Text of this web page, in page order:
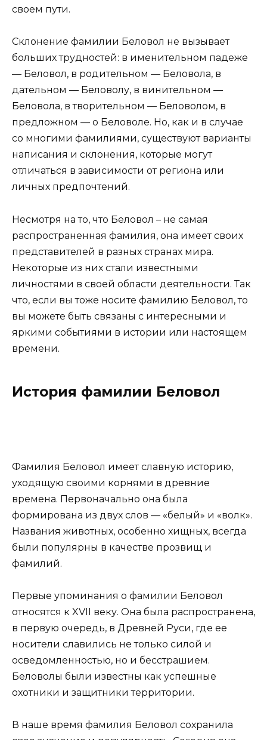
своем пути.
Склонение фамилии Беловол не вызывает
больших трудностей: в именительном падеже
— Беловол, в родительном — Беловола, в
дательном — Беловолу, в винительном —
Беловола, в творительном — Беловолом, в
предложном — о Беловоле. Но, как и в случае
со многими фамилиями, существуют варианты
написания и склонения, которые могут
отличаться в зависимости от региона или
личных предпочтений.
Несмотря на то, что Беловол – не самая
распространенная фамилия, она имеет своих
представителей в разных странах мира.
Некоторые из них стали известными
личностями в своей области деятельности. Так
что, если вы тоже носите фамилию Беловол, то
вы можете быть связаны с интересными и
яркими событиями в истории или настоящем
времени.
История фамилии Беловол
Фамилия Беловол имеет славную историю,
уходящую своими корнями в древние
времена. Первоначально она была
формирована из двух слов — «белый» и «волк».
Названия животных, особенно хищных, всегда
были популярны в качестве прозвищ и
фамилий.
Первые упоминания о фамилии Беловол
относятся к XVII веку. Она была распространена,
в первую очередь, в Древней Руси, где ее
носители славились не только силой и
осведомленностью, но и бесстрашием.
Беловолы были известны как успешные
охотники и защитники территории.
В наше время фамилия Беловол сохранила